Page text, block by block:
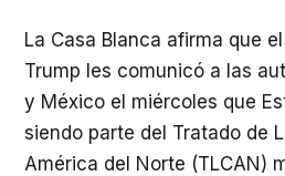
La Casa Blanca afirma que
Trump les comunicó a las
y México el miércoles que
siendo parte del Tratado de
América del Norte (TLCAN)